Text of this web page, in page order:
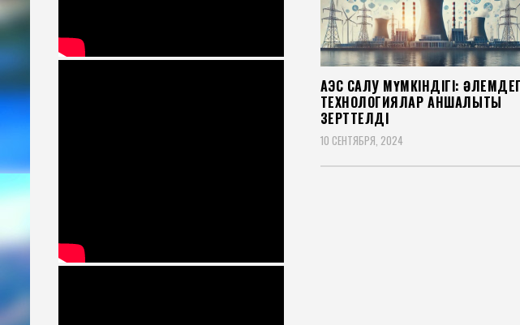
АЭС САЛУ МҮМКІНДІГІ:
ТЕХНОЛОГИЯЛАР ҚАНШАЛЫҚТЫ
ЗЕРТТЕЛДІ
10 СЕНТЯБРЯ, 2024